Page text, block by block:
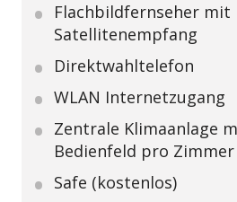
Flachbildfernseher mit
Satellitenempfang
Direktwahltelefon
WLAN Internetzugang
Zentrale Klimaanlage
Bedienfeld pro Zimmer
Safe (kostenlos)